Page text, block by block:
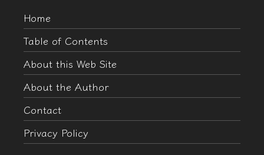
Home
Table of Contents
About this Web Site
About the Author
Contact
Privacy Policy